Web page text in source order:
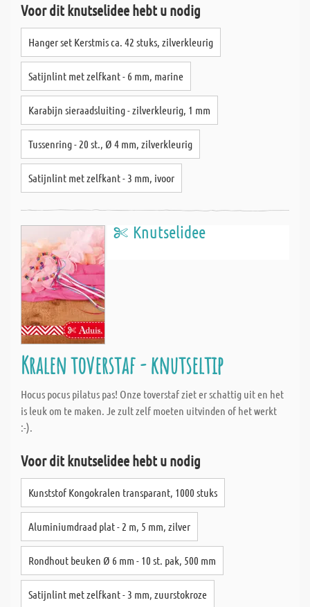
Voor dit knutselidee hebt u nodig
Hanger set Kerstmis ca. 42 stuks, zilverkleurig
Satijnlint met zelfkant - 6 mm, marine
Karabijn sieraadsluiting - zilverkleurig, 1 mm
Tussenring - 20 st., Ø 4 mm, zilverkleurig
Satijnlint met zelfkant - 3 mm, ivoor
Knutselidee
Kralen toverstaf - knutseltip
Hocus pocus pilatus pas! Onze toverstaf ziet er schattig uit en het
is leuk om te maken. Je zult zelf moeten uitvinden of het werkt
:-).
Voor dit knutselidee hebt u nodig
Kunststof Kongokralen transparant, 1000 stuks
Aluminiumdraad plat - 2 m, 5 mm, zilver
Rondhout beuken Ø 6 mm - 10 st. pak, 500 mm
Satijnlint met zelfkant - 3 mm, zuurstokroze